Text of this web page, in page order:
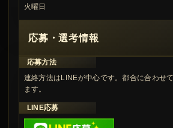
火曜日
応募・選考情報
応募方法
連絡方法はLINEが中心です。都合に合わせ
ます。
LINE応募